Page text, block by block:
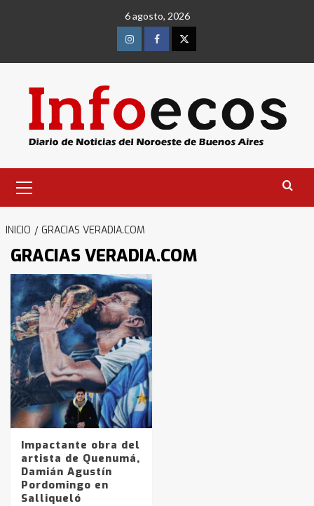
6 agosto, 2026
InstagramFacebookTwitter
primario
INICIO GRACIAS VERADIA.COM
GRACIAS VERADIA.COM
Impactante obra del
artista de Quenumá,
Damián Agustín
Pordomingo en
Salliqueló
3
Identidad de los adolescentes
pampeanos que fueron
protagonistas del fatal accidente
en la mañana del lunes
4
Accidente en Ruta 5: falleció un
joven de Trenque Lauquen
Los precios de los combustibles en